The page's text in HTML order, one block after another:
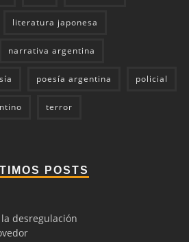
literatura japonesa
narrativa argentina
poesía argentina policial
terror
POSTS
desregulación